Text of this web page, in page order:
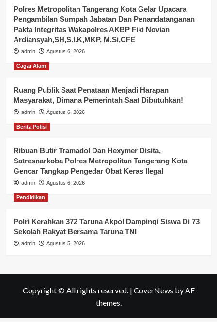
Polres Metropolitan Tangerang Kota Gelar Upacara
Pengambilan Sumpah Jabatan Dan Penandatanganan
Pakta Integritas Wakapolres AKBP Fiki Novian
Ardiansyah,SH,S.I.K,MKP, M.Si,CFE
admin Agustus 6, 2026
Cagar Alam
Ruang Publik Saat Penataan Menjadi Harapan
Masyarakat, Dimana Pemerintah Saat Dibutuhkan!
admin Agustus 6, 2026
Berita Polisi
Ribuan Butir Tramadol Dan Hexymer Disita,
Satresnarkoba Polres Metropolitan Tangerang Kota
Gencar Tangkap Pengedar Obat Keras Ilegal
admin Agustus 6, 2026
Pendidikan
Polri Kerahkan 372 Taruna Akpol Dampingi Siswa Di 73
Sekolah Rakyat Bersama Taruna TNI
admin Agustus 5, 2026
Copyright © All rights reserved. | CoverNews by AF
themes.